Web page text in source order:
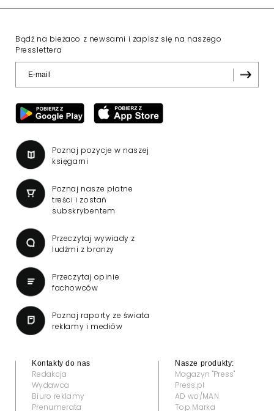
Wniosek o przedłużenie
koncesji dla TVN 24 BiS
wpłynął do KRRiT
i Telewizji o przedłużenie koncesji kablowo-
satelitarnej dla telewizji TVN 24 BiS –